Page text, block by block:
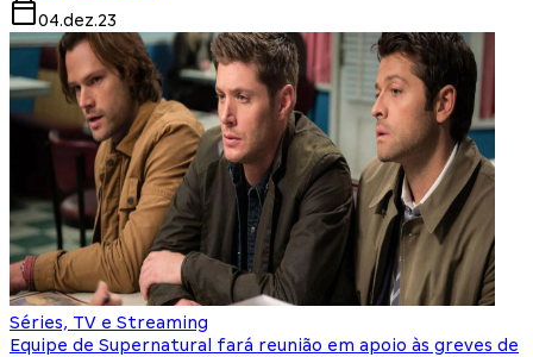
04.dez.23
Séries, TV e Streaming
Equipe de Supernatural fará reunião em apoio às greves de